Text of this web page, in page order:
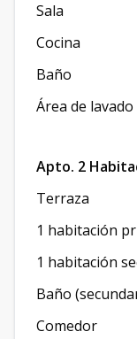
Sala
Cocina
Baño
Área de lavado
Apto. 2
Terraza
1 habitación
1 habitación
Baño
Comedor